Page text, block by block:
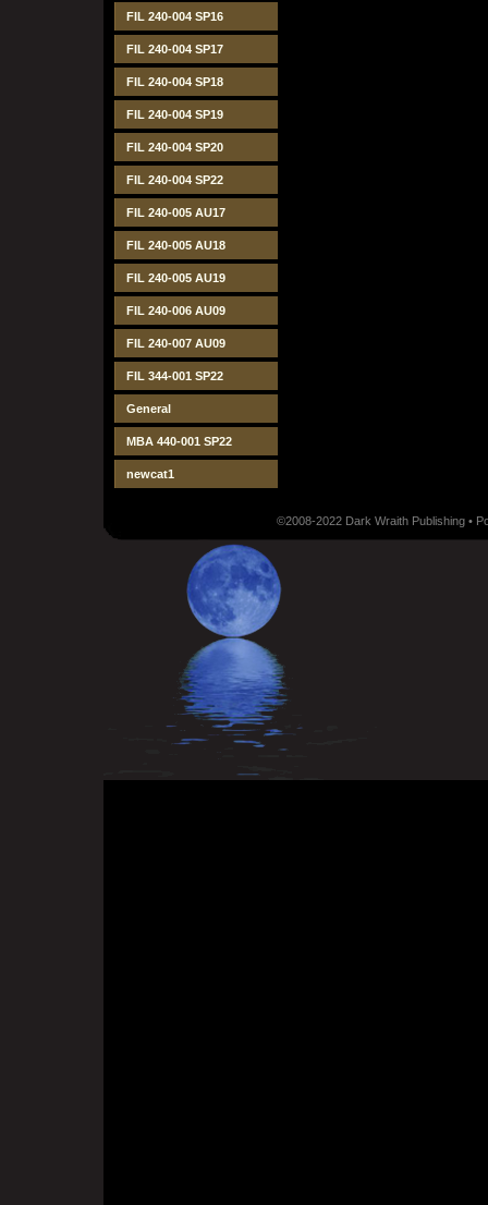
FIL 240-004 SP16
FIL 240-004 SP17
FIL 240-004 SP18
FIL 240-004 SP19
FIL 240-004 SP20
FIL 240-004 SP22
FIL 240-005 AU17
FIL 240-005 AU18
FIL 240-005 AU19
FIL 240-006 AU09
FIL 240-007 AU09
FIL 344-001 SP22
General
MBA 440-001 SP22
newcat1
©2008-2022 Dark Wraith Publishing •